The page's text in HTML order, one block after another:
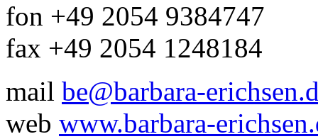
fon +49 2054 9384747
fax +49 2054 1248184
mail be@barbara-
web www.barbara-